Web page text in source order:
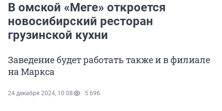
В омской «Меге» откроется
новосибирский ресторан
грузинской кухни
Заведение будет работать также и в филиале
на Маркса
24 декабря 2024, 10:08 5 696